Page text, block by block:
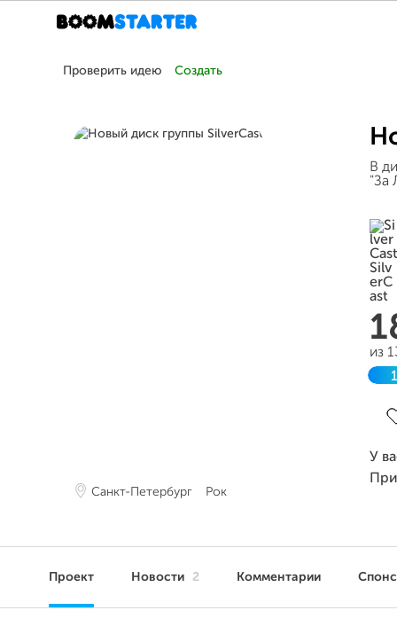
Проверить идею Создать
Санкт-Петербург Рок
В
"За
из
У
Проект Новости 2 Комментарии